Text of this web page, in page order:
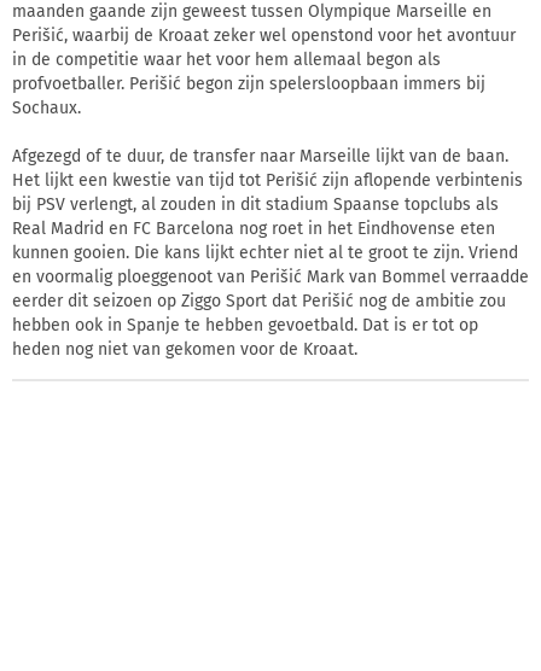
maanden gaande zijn geweest tussen Olympique Marseille en
Perišić, waarbij de Kroaat zeker wel openstond voor het avontuur
in de competitie waar het voor hem allemaal begon als
profvoetballer. Perišić begon zijn spelersloopbaan immers bij
Sochaux.
Afgezegd of te duur, de transfer naar Marseille lijkt van de baan.
Het lijkt een kwestie van tijd tot Perišić zijn aflopende verbintenis
bij PSV verlengt, al zouden in dit stadium Spaanse topclubs als
Real Madrid en FC Barcelona nog roet in het Eindhovense eten
kunnen gooien. Die kans lijkt echter niet al te groot te zijn. Vriend
en voormalig ploeggenoot van Perišić Mark van Bommel verraadde
eerder dit seizoen op Ziggo Sport dat Perišić nog de ambitie zou
hebben ook in Spanje te hebben gevoetbald. Dat is er tot op
heden nog niet van gekomen voor de Kroaat.